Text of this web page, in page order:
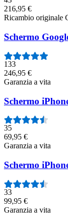
216,95 €
Ricambio originale
Schermo
133
246,95 €
Garanzia a vita
Schermo
35
69,95 €
Garanzia a vita
Schermo
33
99,95 €
Garanzia a vita